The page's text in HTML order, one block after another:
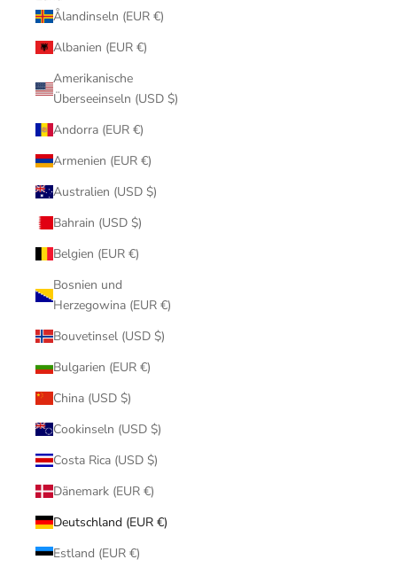
Ålandinseln (EUR €)
Albanien (EUR €)
Amerikanische
Überseeinseln (USD $)
Andorra (EUR €)
Armenien (EUR €)
Australien (USD $)
Bahrain (USD $)
Belgien (EUR €)
Bosnien und
Herzegowina (EUR €)
Bouvetinsel (USD $)
Bulgarien (EUR €)
China (USD $)
Cookinseln (USD $)
Costa Rica (USD $)
Dänemark (EUR €)
Deutschland (EUR €)
Estland (EUR €)